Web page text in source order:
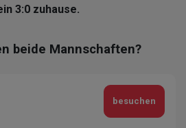
3:0 zuhause.
beide Mannschaften?
besuchen